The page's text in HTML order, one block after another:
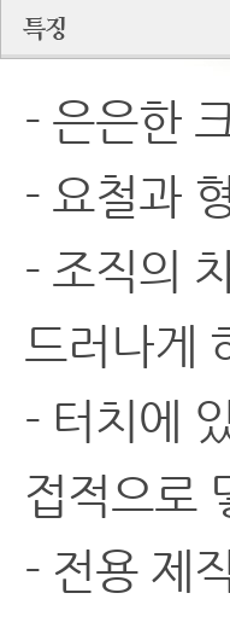
- 은은한
- 요철과
- 조직의
드러나게
- 터치에
접적으로
- 전용 제